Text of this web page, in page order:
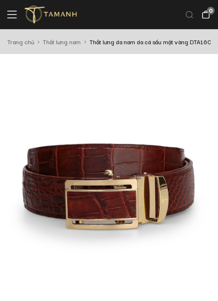
0
Trang chủ Thắt lưng nam Thắt lưng da nam da cá sấu mặt vàng